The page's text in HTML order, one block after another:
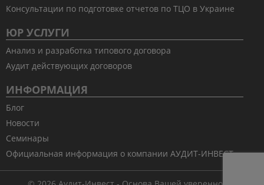
Консультации по подготовке отчетов по ТЦО в Украине
ЮР УСЛУГИ
Анализ и разработка типового договора
Аудит действующих договоров
ИНФОРМАЦИЯ
Блог
Новости
Семинары
Официальная информация о компании АУДИТ-ИНВЕСТ